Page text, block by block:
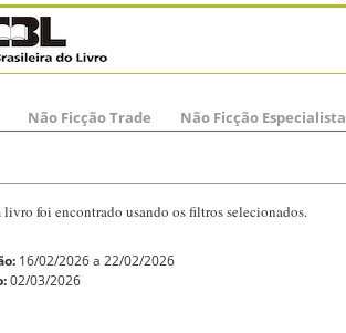
Não Ficção Trade Não Ficção Especialista
foi encontrado usando os filtros selecionados.
16/02/2026 a 22/02/2026
02/03/2026